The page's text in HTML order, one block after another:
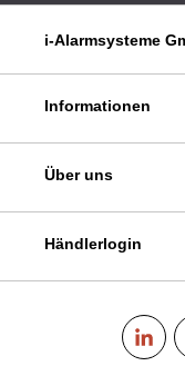
i-Alarmsysteme
Informationen
Über uns
Händlerlogin